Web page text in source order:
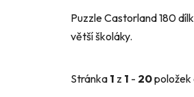
Puzzle Castorland 180
větší školáky.
Stránka 1 z 1 - 20položek